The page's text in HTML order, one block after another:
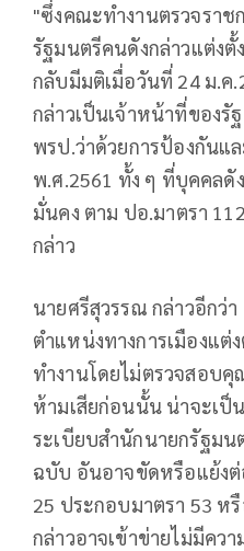
"ซึ่งคณะทำงานตรวจราช
รัฐมนตรีคนดังกล่าวแต่งตั้
กลับมีมติเมื่อวันที่ 24 ม.ค
กล่าวเป็นเจ้าหน้าที่ของรั
พรป.ว่าด้วยการป้องกันแ
พ.ศ.2561 ทั้ง ๆ ที่บุคคลดั
มั่นคง ตาม ปอ.มาตรา
กล่าว
นายศรีสุวรรณ กล่าวอีกว่า
ตำแหน่งทางการเมืองแ
ทำงานโดยไม่ตรวจสอบ
ห้ามเสียก่อนนั้น น่าจะเป็
ระเบียบสำนักนายกรัฐม
ฉบับ อันอาจขัดหรือแย้งต่
25 ประกอบมาตรา 53 ห
กล่าวอาจเข้าข่ายไม่มีคว